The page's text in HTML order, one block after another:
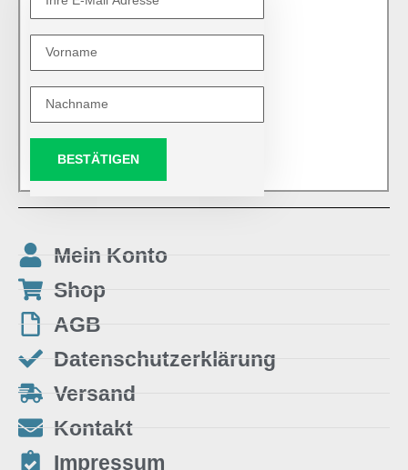
BESTÄTIGEN
Mein Konto
Shop
AGB
Datenschutzerklärung
Versand
Kontakt
Impressum